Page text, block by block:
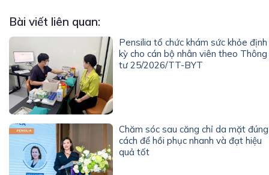
Bài viết liên quan:
Pensilia tổ chức khám sức khỏe định
kỳ cho cán bộ nhân viên theo Thông
tư 25/2026/TT-BYT
Chăm sóc sau căng chỉ da mặt đúng
cách để hồi phục nhanh và đạt hiệu
quả tốt